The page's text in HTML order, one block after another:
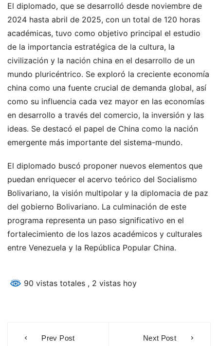
El diplomado, que se desarrolló desde noviembre de
2024 hasta abril de 2025, con un total de 120 horas
académicas, tuvo como objetivo principal el estudio
de la importancia estratégica de la cultura, la
civilización y la nación china en el desarrollo de un
mundo pluricéntrico. Se exploró la creciente economía
china como una fuente crucial de demanda global, así
como su influencia cada vez mayor en las economías
en desarrollo a través del comercio, la inversión y las
ideas. Se destacó el papel de China como la nación
emergente más importante del sistema-mundo.
El diplomado buscó proponer nuevos elementos que
puedan enriquecer el acervo teórico del Socialismo
Bolivariano, la visión multipolar y la diplomacia de paz
del gobierno Bolivariano. La culminación de este
programa representa un paso significativo en el
fortalecimiento de los lazos académicos y culturales
entre Venezuela y la República Popular China.
90 vistas totales , 2 vistas hoy
Prev Post Next Post